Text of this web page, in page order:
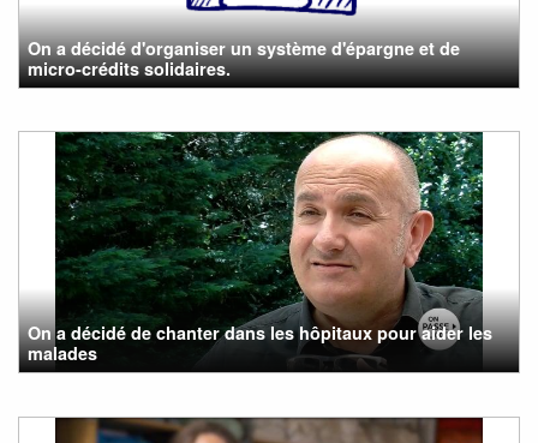
On a décidé d'organiser un système d'épargne et de
micro-crédits solidaires.
On a décidé de chanter dans les hôpitaux pour aider les
malades